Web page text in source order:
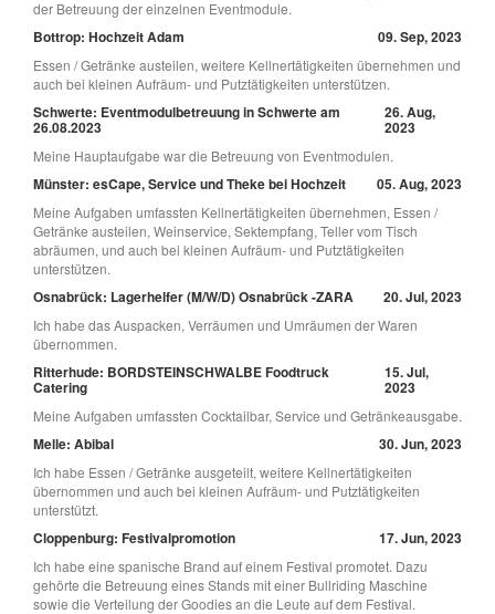
der Betreuung der einzelnen Eventmodule.
Bottrop: Hochzeit Adam 09. Sep, 2023
Essen / Getränke austeilen, weitere Kellnertätigkeiten übernehmen und
auch bei kleinen Aufräum- und Putztätigkeiten unterstützen.
Schwerte: Eventmodulbetreuung in Schwerte am
26.08.2023
26. Aug,
2023
Meine Hauptaufgabe war die Betreuung von Eventmodulen.
Münster: esCape, Service und Theke bei Hochzeit 05. Aug, 2023
Meine Aufgaben umfassten Kellnertätigkeiten übernehmen, Essen /
Getränke austeilen, Weinservice, Sektempfang, Teller vom Tisch
abräumen, und auch bei kleinen Aufräum- und Putztätigkeiten
unterstützen.
Osnabrück: Lagerhelfer (M/W/D) Osnabrück -ZARA 20. Jul, 2023
Ich habe das Auspacken, Verräumen und Umräumen der Waren
übernommen.
Ritterhude: BORDSTEINSCHWALBE Foodtruck
Catering
15. Jul,
2023
Meine Aufgaben umfassten Cocktailbar, Service und Getränkeausgabe.
Melle: Abibal 30. Jun, 2023
Ich habe Essen / Getränke ausgeteilt, weitere Kellnertätigkeiten
übernommen und auch bei kleinen Aufräum- und Putztätigkeiten
unterstützt.
Cloppenburg: Festivalpromotion 17. Jun, 2023
Ich habe eine spanische Brand auf einem Festival promotet. Dazu
gehörte die Betreuung eines Stands mit einer Bullriding Maschine
sowie die Verteilung der Goodies an die Leute auf dem Festival.